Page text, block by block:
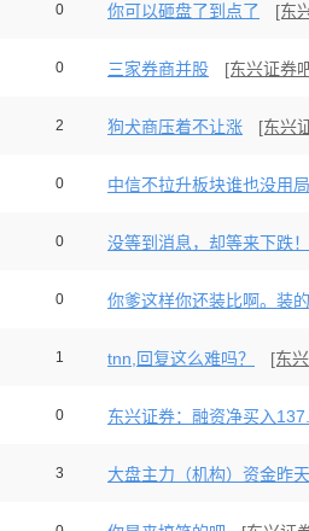
0 你可以砸盘了到点了 [东
0 三家券商并股 [东兴证券
2 狗犬商压着不让涨 [东兴
0 中信不拉升板块谁也没用
0 没等到消息，却等来下跌！
0 你爹这样你还装比啊。装
1 tnn,回复这么难吗？ [东
0 东兴证券：融资净买入
3 大盘主力（机构）资金昨